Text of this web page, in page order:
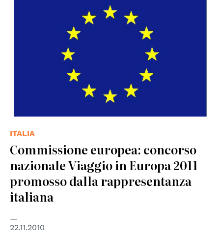
ITALIA
Commissione europea: concorso
nazionale Viaggio in Europa 2011
promosso dalla rappresentanza
italiana
22.11.2010